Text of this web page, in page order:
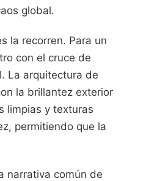
global.
la recorren. Para un
con el cruce de
La arquitectura de
la brillantez exterior
limpias y texturas
permitiendo que la
narrativa común de